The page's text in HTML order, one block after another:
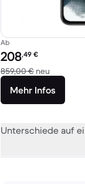
Ab
Preis des erneuerten
208,49 €
859,00 € neu
Mehr Infos
Unterschiede auf